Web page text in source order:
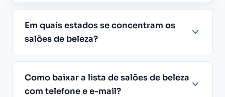
Em quais estados se concentram os
salões de beleza?
Como baixar a lista de salões de beleza
com telefone e e-mail?